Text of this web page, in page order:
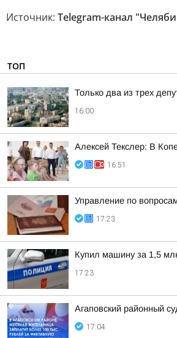
Источник: Telegram-канал
ТОП
Только два из трех
16:00
Алексей Текслер: В
16:51
Управление по
17:23
Купил машину за 1,5
17:23
Агаповский районный
17:04